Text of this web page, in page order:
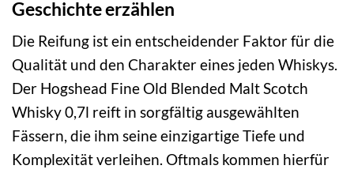
Geschichte erzählen
Die Reifung ist ein entscheidender Faktor für die
Qualität und den Charakter eines jeden Whiskys.
Der Hogshead Fine Old Blended Malt Scotch
Whisky 0,7l reift in sorgfältig ausgewählten
Fässern, die ihm seine einzigartige Tiefe und
Komplexität verleihen. Oftmals kommen hierfür